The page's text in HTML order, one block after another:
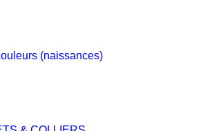
(naissances)